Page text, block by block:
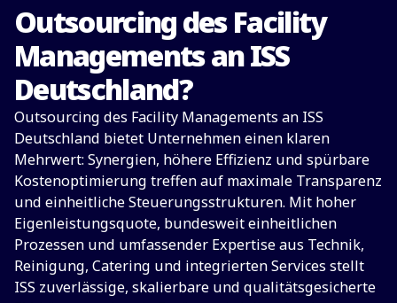
Outsourcing des Facility
Managements an ISS
Deutschland?
Outsourcing des Facility Managements an ISS
Deutschland bietet Unternehmen einen klaren
Mehrwert: Synergien, höhere Effizienz und spürbare
Kostenoptimierung treffen auf maximale Transparenz
und einheitliche Steuerungsstrukturen. Mit hoher
Eigenleistungsquote, bundesweit einheitlichen
Prozessen und umfassender Expertise aus Technik,
Reinigung, Catering und integrierten Services stellt
ISS zuverlässige, skalierbare und qualitätsgesicherte